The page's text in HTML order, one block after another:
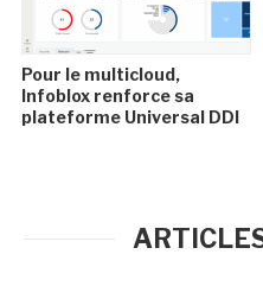
Pour le multicloud,
Infoblox renforce sa
plateforme Universal DDI